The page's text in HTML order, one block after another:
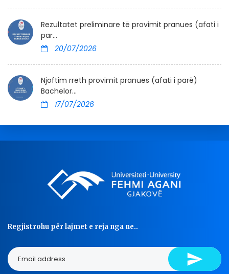
Rezultatet preliminare të provimit pranues (afati i
par...
20/07/2026
Njoftim rreth provimit pranues (afati i parë)
Bachelor...
17/07/2026
Regjistrohu për lajmet e reja nga ne..